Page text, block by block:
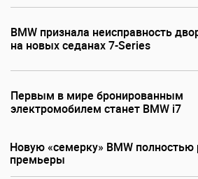
BMW признала неисправность
на новых седанах 7-Series
Первым в мире бронированным
электромобилем станет BMW i7
Новую «семерку» BMW
премьеры